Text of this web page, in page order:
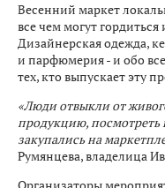
Весенний маркет
все чем могут
Дизайнерская одежда,
и парфюмерия - и обо
тех, кто выпускает эту
«Люди отвыкли от
продукцию, посмотреть
закупались на
Румянцева, владелица